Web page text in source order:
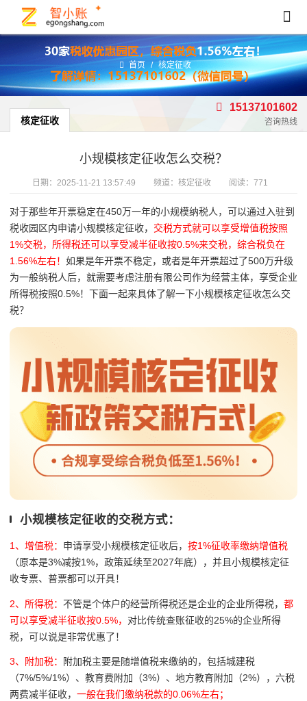
首页 / 核定征收
核定征收
15137101602
咨询热线
小规模核定征收怎么交税？
日期： 2025-11-21 13:57:49 频道： 核定征收 阅读：771
对于那些年开票稳定在450万一年的小规模纳税人，可以通过入驻到
税收园区内申请小规模核定征收， 交税方式就可以享受增值税按照
1%交税，所得税还可以享受减半征收按0.5%来交税，综合税负在
1.56%左右！ 如果是年开票不稳定，或者是年开票超过了500万升级
为一般纳税人后，就需要考虑注册有限公司作为经营主体，享受企业
所得税按照0.5%！下面一起来具体了解一下小规模核定征收怎么交
税？
小规模核定征收的交税方式：
1、增值税： 申请享受小规模核定征收后， 按1%征收率缴纳增值税
（原本是3%减按1%，政策延续至2027年底），并且小规模核定征
收专票、普票都可以开具！
2、所得税： 不管是个体户的经营所得税还是企业的企业所得税， 都
可以享受减半征收按0.5%， 对比传统查账征收的25%的企业所得
税，可以说是非常优惠了！
3、附加税：
附加税主要是随增值税来缴纳的，包括城建税
（7%/5%/1%）、教育费附加（3%）、地方教育附加（2%），六税
两费减半征收， 一般在我们缴纳税款的0.06%左右；